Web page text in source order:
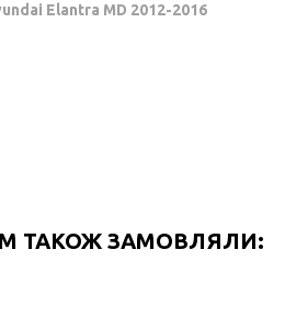
Elantra MD 2012-2016
ТАКОЖ ЗАМОВЛЯЛИ: